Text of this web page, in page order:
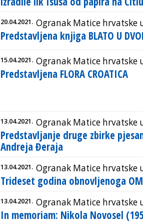
20.04.2021. Ogranak Matice hrvatske
Predstavljena knjiga BLATO U
15.04.2021. Ogranak Matice hrvatske
Predstavljena FLORA CROATICA
13.04.2021. Ogranak Matice hrvatske
Predstavljanje druge zbirke
Andreja Đeraja
13.04.2021. Ogranak Matice hrvatske
Trideset godina obnovljenoga
13.04.2021. Ogranak Matice hrvatske
In memoriam: Nikola Novosel